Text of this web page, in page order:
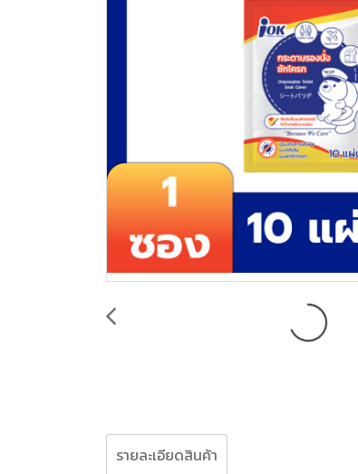
รายละเอียดสินค้า